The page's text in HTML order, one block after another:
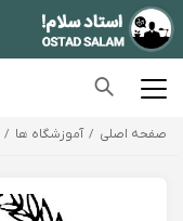
صفحه اصلی آموزشگاه ها